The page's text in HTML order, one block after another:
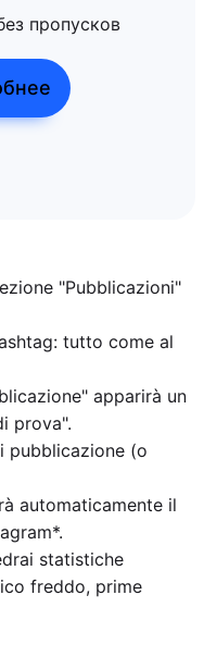
пропусков
"Pubblicazioni"
tutto come al
apparirà un
prova".
pubblicazione (o
automaticamente il
statistiche
freddo, prime